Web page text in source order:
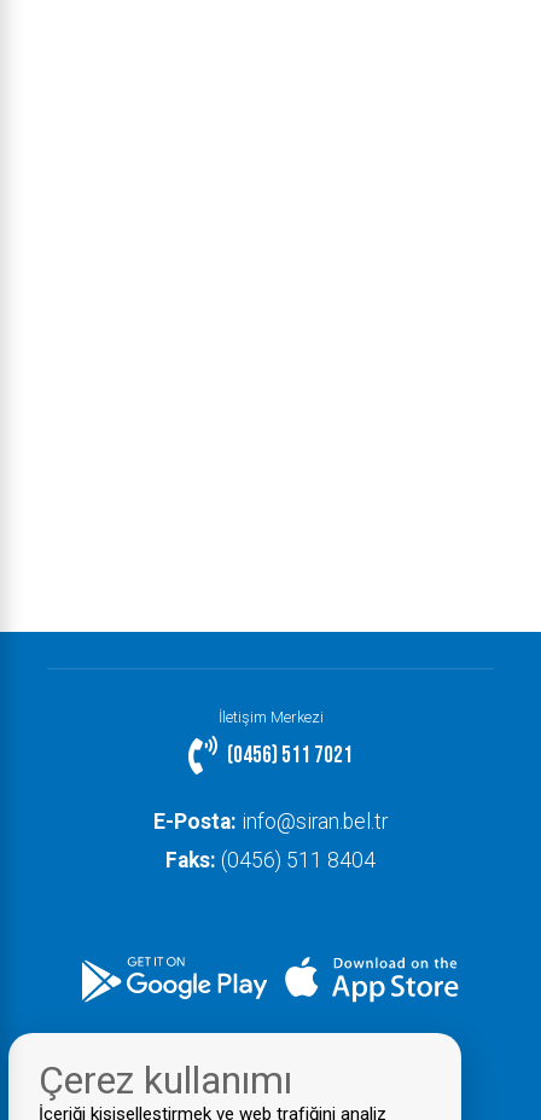
İletişim Merkezi
(0456) 511 7021
E-Posta: info@siran.bel.tr
Faks: (0456) 511 8404
Çerez kullanımı
İçeriği kişiselleştirmek ve web trafiğini analiz